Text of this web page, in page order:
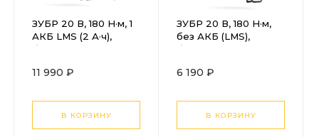
ЗУБР 20 В, 180 Н·м, 1
АКБ LMS (2 А·ч),
бесщеточный
сумка (ВБУ-180-21)
11 990 ₽
В КОРЗИНУ
ЗУБР 20 В, 180 Н·м,
без АКБ (LMS),
бесщеточный
(ВБУ-180)
6 190 ₽
В КОРЗИНУ